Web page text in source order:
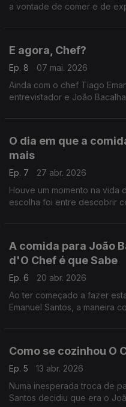
a vontade de comer e de
E agora, Chef?
Ep. 8
07 mai. 2026
Ainda com o chef Tiago
entrevistador e João
O dia em que a
mais
Ep. 7
27 abr. 2026
Houve um momento na vida
escolha foi entre descobrir
A comida para João
d'O Chef é que Sabe
Ep. 6
20 abr. 2026
Ao ter começado a fazer
Emanuel Santos, a maneira
Como se cozinhou O
Ep. 5
13 abr. 2026
Numa inesperada troca de
Santos decidiu que era o